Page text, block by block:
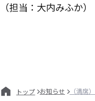
（担当：大内みふか）
トップ お知らせ （満席